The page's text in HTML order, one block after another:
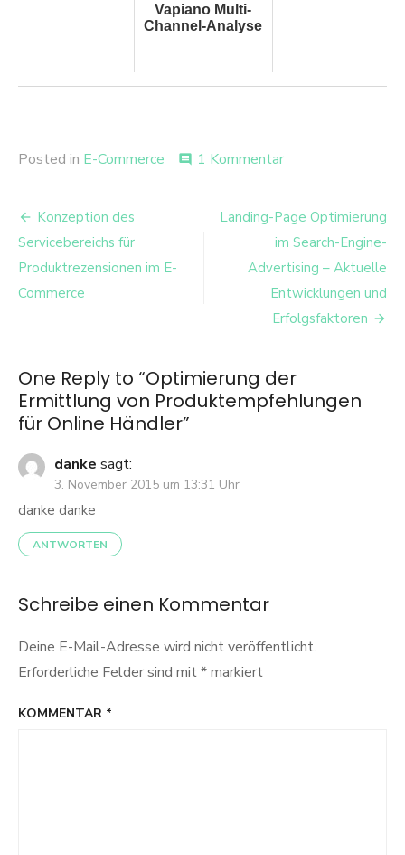
Vapiano Multi-
Channel-Analyse
Posted in E-Commerce comment 1 Kommentarzu
Ermittlung
von
für
Online
Händler
Beitrags-
Navigation
Konzeption des
Servicebereichs für
Produktrezensionen im E-
Commerce
Landing-Page Optimierung
im Search-Engine-
Advertising – Aktuelle
Entwicklungen und
Erfolgsfaktoren
One Reply to “Optimierung der
Ermittlung von Produktempfehlungen
für Online Händler”
danke sagt:
3. November 2015 um 13:31 Uhr
danke danke
ANTWORTEN
Schreibe einen Kommentar
Deine E-Mail-Adresse wird nicht veröffentlicht.
Erforderliche Felder sind mit*markiert
KOMMENTAR *